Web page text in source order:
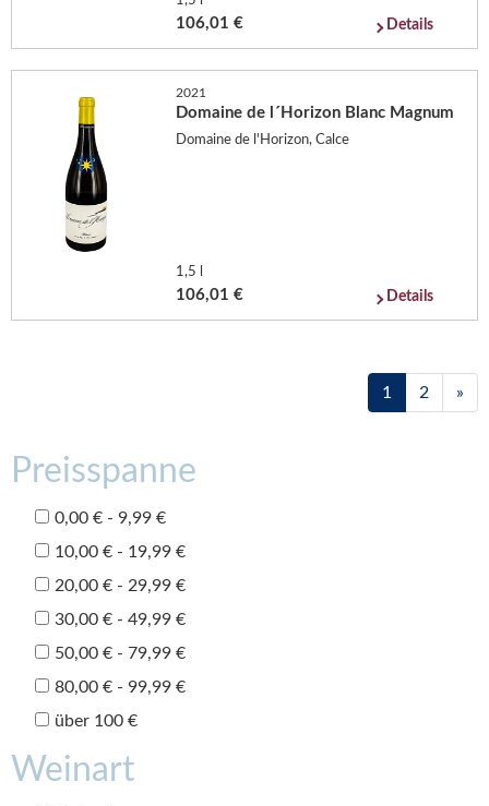
106,01 € Details
2021
Domaine de l´Horizon Blanc Magnum
Domaine de l'Horizon, Calce
1,5 l
106,01 € Details
1 2 »
Preisspanne
0,00 € - 9,99 €
10,00 € - 19,99 €
20,00 € - 29,99 €
30,00 € - 49,99 €
50,00 € - 79,99 €
80,00 € - 99,99 €
über 100 €
Weinart